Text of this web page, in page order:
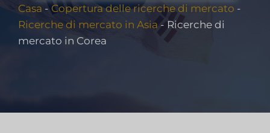
Casa -Copertura delle ricerche di mercato -
Ricerche di mercato in Asia - Ricerche di
mercato in Corea